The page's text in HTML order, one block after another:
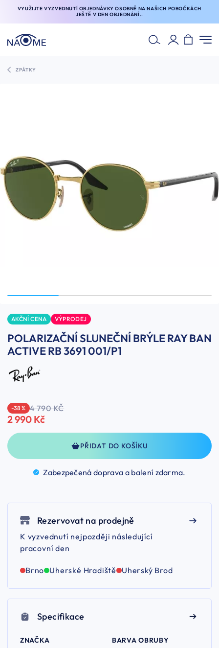
VYUŽIJTE VYZVEDNUTÍ OBJEDNÁVKY OSOBNĚ NA NAŠICH POBOČKÁCH
JEŠTĚ V DEN OBJEDNÁNÍ..
ZPÁTKY
AKČNÍ CENA VÝPRODEJ
POLARIZAČNÍ SLUNEČNÍ BRÝLE RAY BAN
ACTIVE RB 3691 001/P1
-38 % 4 790 KČ
2 990 Kč
PŘIDAT DO KOŠÍKU
Zabezpečená doprava a balení zdarma.
Rezervovat na prodejně
K vyzvednutí nejpozději následující
pracovní den
Brno Uherské Hradiště Uherský Brod
Specifikace
ZNAČKA BARVA OBRUBY